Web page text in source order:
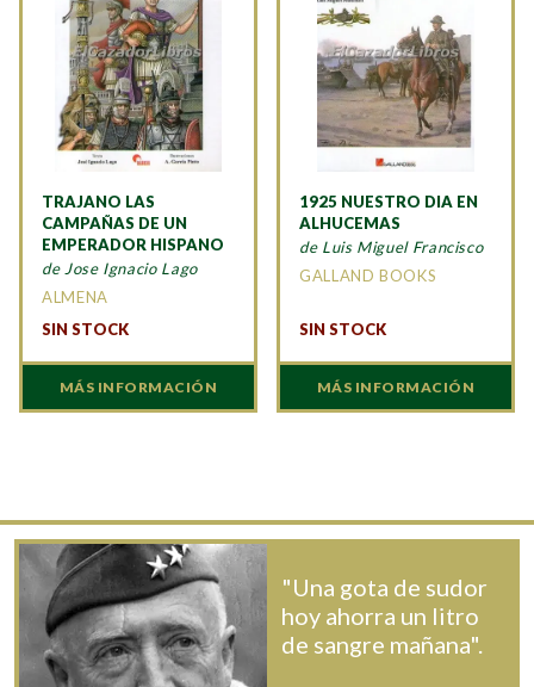
TRAJANO LAS
CAMPAÑAS DE UN
EMPERADOR HISPANO
de Jose Ignacio Lago
ALMENA
SIN STOCK
MÁS INFORMACIÓN
1925 NUESTRO DIA EN
ALHUCEMAS
de Luis Miguel Francisco
GALLAND BOOKS
SIN STOCK
MÁS INFORMACIÓN
"Una gota de sudor
hoy ahorra un litro
de sangre mañana".